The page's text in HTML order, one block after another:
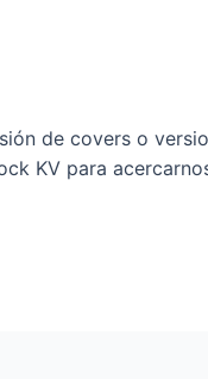
de covers o
KV para